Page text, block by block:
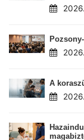
A